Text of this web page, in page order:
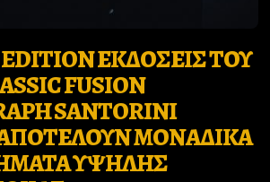
ΕΚΔΟΣΕΙΣ ΤΟΥ
FUSION
SANTORINI
ΑΠΟΤΕΛΟΥΝ ΜΟΝΑΔΙΚΑ
ΥΨΗΛΗΣ